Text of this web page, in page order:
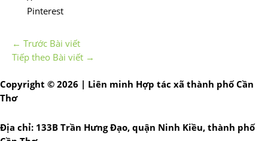
Pinterest
← Trước Bài viết
Tiếp theo Bài viết →
Copyright © 2026 | Liên minh Hợp tác xã thành phố Cần
Thơ
Địa chỉ: 133B Trần Hưng Đạo, quận Ninh Kiều, thành phố